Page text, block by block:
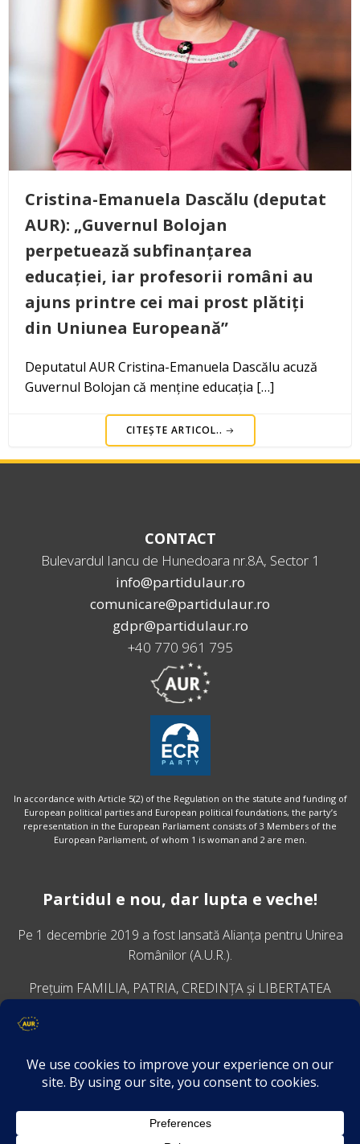
Cristina-Emanuela Dascălu (deputat
AUR): „Guvernul Bolojan
perpetuează subfinanțarea
educației, iar profesorii români au
ajuns printre cei mai prost plătiți
din Uniunea Europeană”
Deputatul AUR Cristina-Emanuela Dascălu acuză
Guvernul Bolojan că menține educația […]
CITEȘTE ARTICOL..
CONTACT
Bulevardul Iancu de Hunedoara nr.8A, Sector 1
info@partidulaur.ro
comunicare@partidulaur.ro
gdpr@partidulaur.ro
+40 770 961 795
In accordance with Article 5(2) of the Regulation on the statute and funding of
European political parties and European political foundations, the party’s
representation in the European Parliament consists of 3 Members of the
European Parliament, of whom 1 is woman and 2 are men.
Partidul e nou, dar lupta e veche!
Pe 1 decembrie 2019 a fost lansatăAlianța pentru Unirea
Românilor (A.U.R.).
Prețuim FAMILIA, PATRIA, CREDINȚA și LIBERTATEA
VINO ALĂTURI DE NOI
Descarcă aplicația Platforma AUR